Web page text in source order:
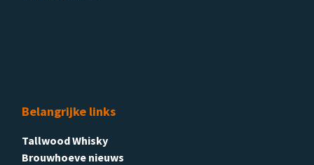
Belangrijke links
Tallwood Whisky
Brouwhoeve nieuws